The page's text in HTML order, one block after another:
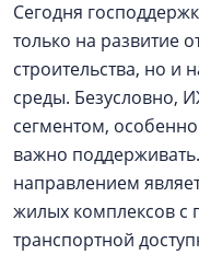
Сегодня
только на развитие
строительства, но и
среды. Безусловно,
сегментом,
важно
направлением
жилых комплексов с
транспортной